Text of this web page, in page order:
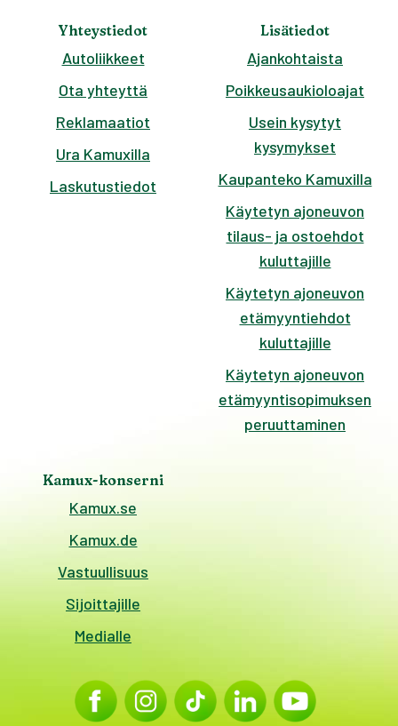
Yhteystiedot
Autoliikkeet
Ota yhteyttä
Reklamaatiot
Ura Kamuxilla
Laskutustiedot
Lisätiedot
Ajankohtaista
Poikkeusaukioloajat
Usein kysytyt
kysymykset
Kaupanteko Kamuxilla
Käytetyn ajoneuvon
tilaus- ja ostoehdot
kuluttajille
Käytetyn ajoneuvon
etämyyntiehdot
kuluttajille
Käytetyn ajoneuvon
etämyyntisopimuksen
peruuttaminen
Kamux-konserni
Kamux.se
Kamux.de
Vastuullisuus
Sijoittajille
Medialle